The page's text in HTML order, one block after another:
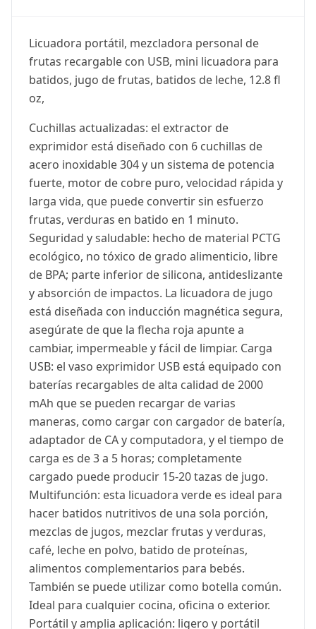
Licuadora portátil, mezcladora personal de
frutas recargable con USB, mini licuadora para
batidos, jugo de frutas, batidos de leche, 12.8 fl
oz,
Cuchillas actualizadas: el extractor de
exprimidor está diseñado con 6 cuchillas de
acero inoxidable 304 y un sistema de potencia
fuerte, motor de cobre puro, velocidad rápida y
larga vida, que puede convertir sin esfuerzo
frutas, verduras en batido en 1 minuto.
Seguridad y saludable: hecho de material PCTG
ecológico, no tóxico de grado alimenticio, libre
de BPA; parte inferior de silicona, antideslizante
y absorción de impactos. La licuadora de jugo
está diseñada con inducción magnética segura,
asegúrate de que la flecha roja apunte a
cambiar, impermeable y fácil de limpiar. Carga
USB: el vaso exprimidor USB está equipado con
baterías recargables de alta calidad de 2000
mAh que se pueden recargar de varias
maneras, como cargar con cargador de batería,
adaptador de CA y computadora, y el tiempo de
carga es de 3 a 5 horas; completamente
cargado puede producir 15-20 tazas de jugo.
Multifunción: esta licuadora verde es ideal para
hacer batidos nutritivos de una sola porción,
mezclas de jugos, mezclar frutas y verduras,
café, leche en polvo, batido de proteínas,
alimentos complementarios para bebés.
También se puede utilizar como botella común.
Ideal para cualquier cocina, oficina o exterior.
Portátil y amplia aplicación: ligero y portátil